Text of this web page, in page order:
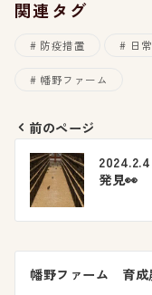
関連タグ
防疫措置 日常
幡野ファーム
投
稿
ビ
前のページ
発見👀
幡野ファーム 育成